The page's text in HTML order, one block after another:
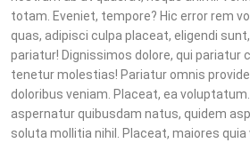
totam. Eveniet, tempore? Hic error rem
quas, adipisci culpa placeat, eligendi
pariatur! Dignissimos dolore, qui pariatur
tenetur molestias! Pariatur omnis
doloribus veniam. Placeat, ea
aspernatur quibusdam natus, quidem
soluta mollitia nihil. Placeat, maiores